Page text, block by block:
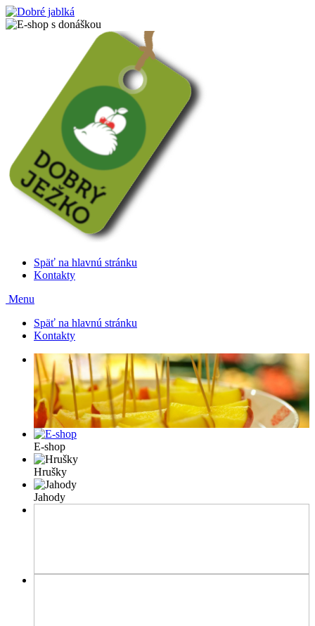
Späť na hlavnú stránku
Kontakty
Menu
Späť na hlavnú stránku
Kontakty
E-shop
Hrušky
Jahody